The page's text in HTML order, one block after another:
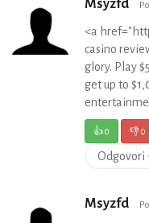
Msyzfd
<a
casino
glory. Play
get up to
👍0 👎0
Msyzfd